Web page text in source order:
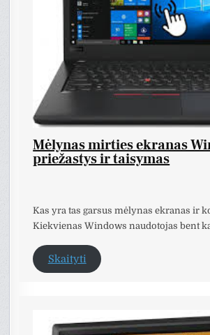
Mėlynas mirties ekranas
priežastys ir taisymas
Kas yra tas garsus mėlynas ekranas ir
Kiekvienas Windows naudotojas bent
Skaityti